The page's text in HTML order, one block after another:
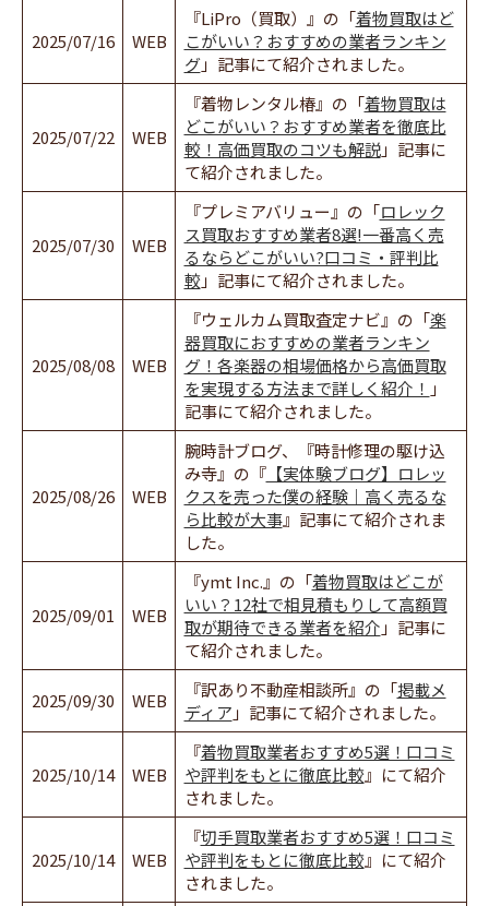
2025/07/16 WEB
『LiPro（買取）』の「着物買取はど
こがいい？おすすめの業者ランキン
グ」記事にて紹介されました。
2025/07/22 WEB
『着物レンタル椿』の「着物買取は
どこがいい？おすすめ業者を徹底比
較！高価買取のコツも解説」記事に
て紹介されました。
2025/07/30 WEB
『プレミアバリュー』の「ロレック
ス買取おすすめ業者8選!一番高く売
るならどこがいい?口コミ・評判比
較」記事にて紹介されました。
2025/08/08 WEB
『ウェルカム買取査定ナビ』の「楽
器買取におすすめの業者ランキン
グ！各楽器の相場価格から高価買取
を実現する方法まで詳しく紹介！ 」
記事にて紹介されました。
2025/08/26 WEB
腕時計ブログ、『時計修理の駆け込
み寺』の『【実体験ブログ】ロレッ
クスを売った僕の経験｜高く売るな
ら比較が大事』記事にて紹介されま
した。
2025/09/01 WEB
『ymt Inc.』の「着物買取はどこが
いい？12社で相見積もりして高額買
取が期待できる業者を紹介 」記事に
て紹介されました。
2025/09/30 WEB 『訳あり不動産相談所』の「掲載メ
ディア 」記事にて紹介されました。
2025/10/14 WEB
『着物買取業者おすすめ5選！口コミ
や評判をもとに徹底比較』にて紹介
されました。
2025/10/14 WEB
『切手買取業者おすすめ5選！口コミ
や評判をもとに徹底比較』にて紹介
されました。